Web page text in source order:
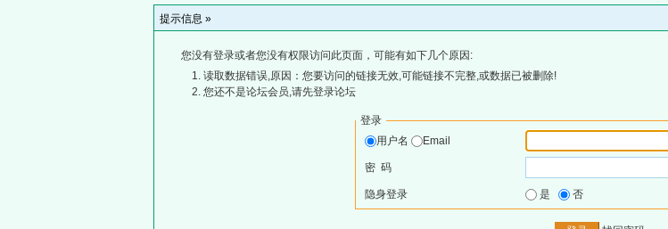
提示信息 »
您没有登录或者您没有权限访问此页面，可能有如下几个原因:
读取数据错误,原因：您要访问的链接无效,可能链接不完整,或数据已被删除!
您还不是论坛会员,请先登录论坛
登录
用户名
Email
密 码
隐身登录 是 否